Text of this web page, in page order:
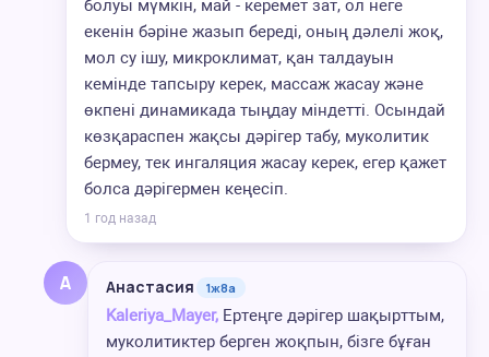
болуы мүмкін, май - керемет зат, ол неге
екенін бәріне жазып береді, оның дәлелі жоқ,
мол су ішу, микроклимат, қан талдауын
кемінде тапсыру керек, массаж жасау және
өкпені динамикада тыңдау міндетті. Осындай
көзқараспен жақсы дәрігер табу, муколитик
бермеу, тек ингаляция жасау керек, егер қажет
болса дәрігермен кеңесіп.
1 год назад
А Анастасия 1ж8а
Kaleriya_Mayer, Ертеңге дәрігер шақырттым,
муколитиктер берген жоқпын, бізге бұған